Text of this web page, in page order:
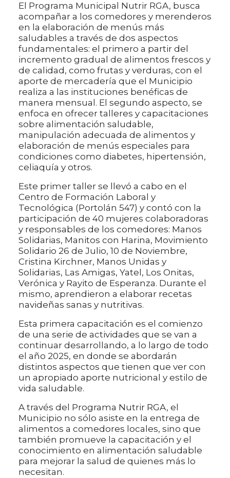
El Programa Municipal Nutrir RGA, busca
acompañar a los comedores y merenderos
en la elaboración de menús más
saludables a través de dos aspectos
fundamentales: el primero a partir del
incremento gradual de alimentos frescos y
de calidad, como frutas y verduras, con el
aporte de mercadería que el Municipio
realiza a las instituciones benéficas de
manera mensual. El segundo aspecto, se
enfoca en ofrecer talleres y capacitaciones
sobre alimentación saludable,
manipulación adecuada de alimentos y
elaboración de menús especiales para
condiciones como diabetes, hipertensión,
celiaquía y otros.
Este primer taller se llevó a cabo en el
Centro de Formación Laboral y
Tecnológica (Portolán 547) y contó con la
participación de 40 mujeres colaboradoras
y responsables de los comedores: Manos
Solidarias, Manitos con Harina, Movimiento
Solidario 26 de Julio, 10 de Noviembre,
Cristina Kirchner, Manos Unidas y
Solidarias, Las Amigas, Yatel, Los Onitas,
Verónica y Rayito de Esperanza. Durante el
mismo, aprendieron a elaborar recetas
navideñas sanas y nutritivas.
Esta primera capacitación es el comienzo
de una serie de actividades que se van a
continuar desarrollando, a lo largo de todo
el año 2025, en donde se abordarán
distintos aspectos que tienen que ver con
un apropiado aporte nutricional y estilo de
vida saludable.
A través del Programa Nutrir RGA, el
Municipio no sólo asiste en la entrega de
alimentos a comedores locales, sino que
también promueve la capacitación y el
conocimiento en alimentación saludable
para mejorar la salud de quienes más lo
necesitan.